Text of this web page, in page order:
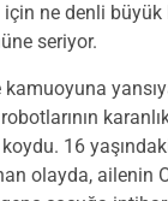
ne denli
seriyor.
kamuoyuna
koydu. 16
olayda, ailenin